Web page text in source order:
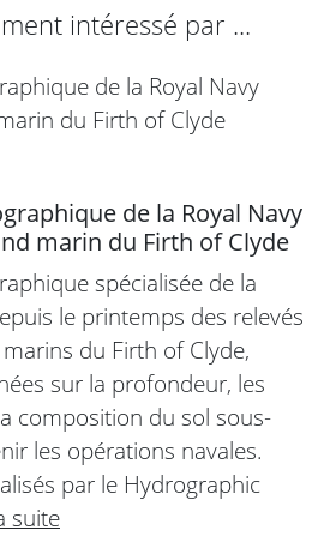
intéressé par ...
de la Royal Navy
marin du Firth of Clyde
spécialisée de la
le printemps des relevés
du Firth of Clyde,
sur la profondeur, les
composition du sol sous-
les opérations navales.
par le Hydrographic
suite